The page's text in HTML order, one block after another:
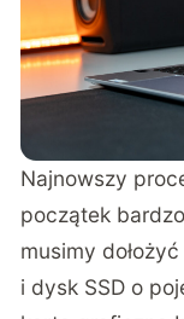
Najnowszy
początek
musimy
i dysk SSD o